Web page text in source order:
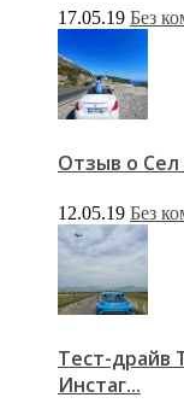
17.05.19 Без
Отзыв о Сел
12.05.19 Без
Тест-драйв
Инстаг...